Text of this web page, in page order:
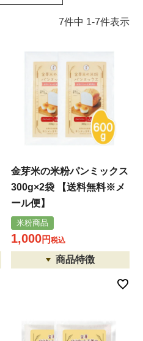
7件中 1-7件表示
金芽米の米粉パンミックス
300g×2袋 【送料無料※メ
ール便】
米粉商品
1,000 税込